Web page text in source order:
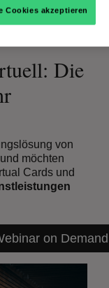
Die
von
möchten
Cards und
on
Cookies akzeptieren